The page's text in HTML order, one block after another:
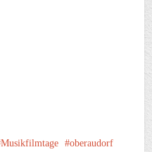
Musikfilmtage
oberaudorf